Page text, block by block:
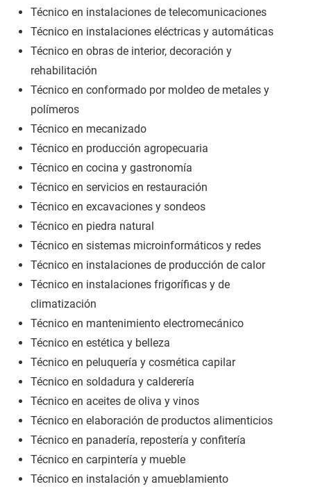
Técnico en instalaciones de telecomunicaciones
Técnico en instalaciones eléctricas y automáticas
Técnico en obras de interior, decoración y
rehabilitación
Técnico en conformado por moldeo de metales y
polímeros
Técnico en mecanizado
Técnico en producción agropecuaria
Técnico en cocina y gastronomía
Técnico en servicios en restauración
Técnico en excavaciones y sondeos
Técnico en piedra natural
Técnico en sistemas microinformáticos y redes
Técnico en instalaciones de producción de calor
Técnico en instalaciones frigoríficas y de
climatización
Técnico en mantenimiento electromecánico
Técnico en estética y belleza
Técnico en peluquería y cosmética capilar
Técnico en soldadura y calderería
Técnico en aceites de oliva y vinos
Técnico en elaboración de productos alimenticios
Técnico en panadería, repostería y confitería
Técnico en carpintería y mueble
Técnico en instalación y amueblamiento